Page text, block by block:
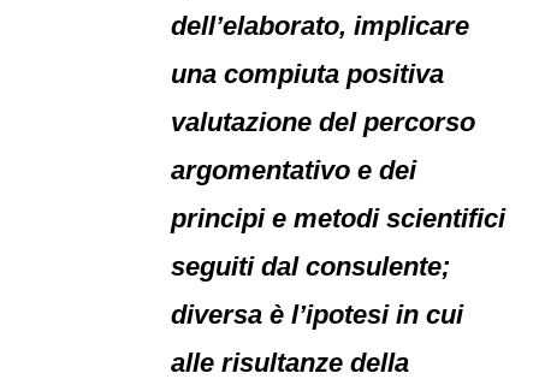
dell’elaborato, implicare
una compiuta positiva
valutazione del percorso
argomentativo e dei
principi e metodi scientifici
seguiti dal consulente;
diversa è l’ipotesi in cui
alle risultanze della